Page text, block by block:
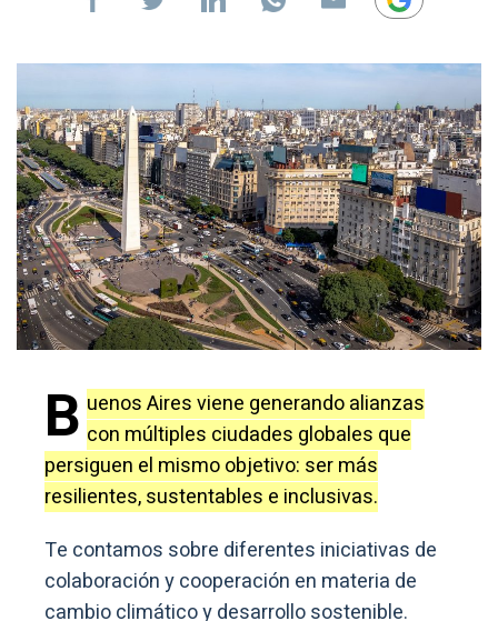
B uenos Aires viene generando alianzas
con múltiples ciudades globales que
persiguen el mismo objetivo: ser más
resilientes, sustentables e inclusivas.
Te contamos sobre diferentes iniciativas de
colaboración y cooperación en materia de
cambio climático y desarrollo sostenible.